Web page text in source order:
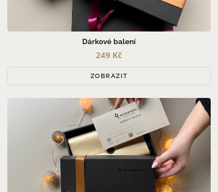
PRO MUŽE (4)
PRO PÁRY (3)
Dárkové balení
249 Kč
ZOBRAZIT